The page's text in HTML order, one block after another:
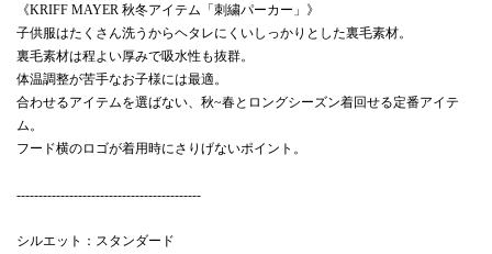
《KRIFF MAYER 秋冬アイテム「刺繍パーカー」》
子供服はたくさん洗うからヘタレにくいしっかりとした裏毛素材。
裏毛素材は程よい厚みで吸水性も抜群。
体温調整が苦手なお子様には最適。
合わせるアイテムを選ばない、秋~春とロングシーズン着回せる定番アイテ
ム。
フード横のロゴが着用時にさりげないポイント。
------------------------------------------
シルエット：スタンダード